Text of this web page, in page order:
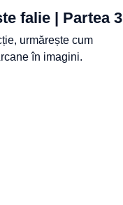
falie | Partea 3
urmărește cum
în imagini.